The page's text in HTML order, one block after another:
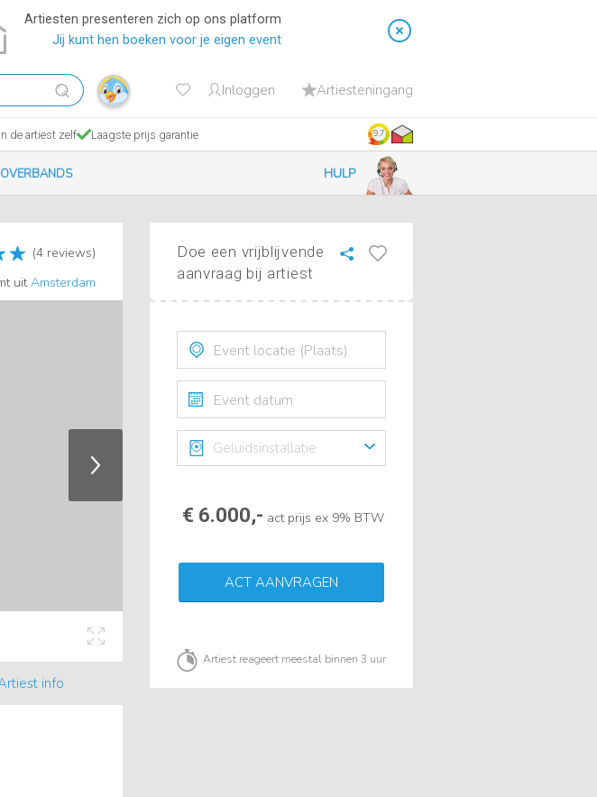
Artiesten presenteren zich op ons platform
Jij kunt hen boeken voor je eigen event
Inloggen Artiesteningang
de artiest zelf Laagste prijs garantie 9.7
HULP
(4 reviews)
uitAmsterdam
info
Doe een vrijblijvende
aanvraag bij artiest
Geluidsinstallatie
€ 6.000,- act prijs ex 9% BTW
ACT AANVRAGEN
Artiest reageert meestal binnen 3 uur